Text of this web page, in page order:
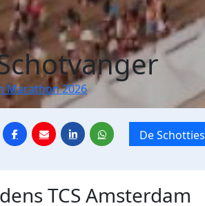
Marathon 2026
De Schotties
TCS Amsterdam